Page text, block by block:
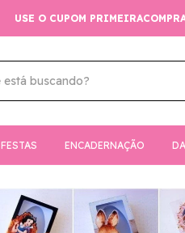
USE O CUPOM
FESTAS ENCADERNAÇÃO